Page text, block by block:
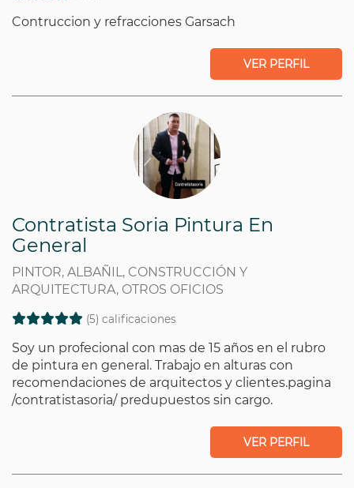
Contruccion y refracciones Garsach
VER PERFIL
Contratista Soria Pintura En
General
PINTOR, ALBAÑIL, CONSTRUCCIÓN Y
ARQUITECTURA, OTROS OFICIOS
(5) calificaciones
Soy un profecional con mas de 15 años en el rubro
de pintura en general. Trabajo en alturas con
recomendaciones de arquitectos y clientes.pagina
/contratistasoria/ predupuestos sin cargo.
VER PERFIL